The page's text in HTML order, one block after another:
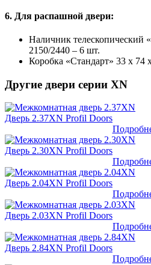
6. Для распашной двери:
Наличник телескопический
2150/2440 – 6 шт.
Коробка «Стандарт» 33 х 74
Другие двери серии XN
Дверь 2.37XN Profil Doors
Дверь 2.30XN Profil Doors
Дверь 2.04XN Profil Doors
Дверь 2.03XN Profil Doors
Дверь 2.84XN Profil Doors